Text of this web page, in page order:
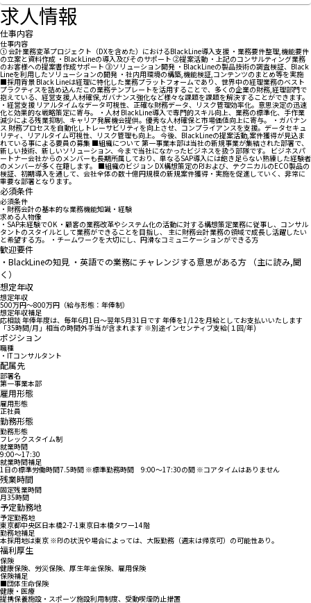
求人情報
仕事内容
仕事内容
① 会計業務変革プロジェクト（DXを含めた）におけるBlackLine導入支援 ・業務要件整理,機能要件
の立案と資料作成 ・BlackLineの導入及びそのサポート ②提案活動 ・上記のコンサルティング業務
のお客様への提案書作成サポート ③ソリューション開発 ・BlackLineの製品技術の調査検証、Black
Lineを利用したソリューションの開発 ・社内用環境の構築,機能検証,コンテンツのまとめ等を実施
■採用背景 Black Lineは経理に特化した業務プラットフォームであり、世界中の経理業務のベスト
プラクティスを詰め込んだこの業務テンプレートを活用することで、多くの企業の財務,経理部門で
抱えている、経営支援,人材確保,ガバナンス強化など様々な課題を課題を解決することができます。
・経営支援 リアルタイムなデータ可視性、正確な財務データ、リスク管理効率化。意思決定の迅速
化と効果的な戦略策定に寄与。 ・人材 BlackLine導入で専門的スキル向上、業務の標準化、手作業
減少による残業抑制、キャリア発展機会提供。優秀な人材確保と市場価値向上に寄与。 ・ガバナン
ス 財務プロセスを自動化しトレーサビリティを向上させ、コンプライアンスを支援。データセキュ
リティ、リアルタイム可視性、リスク管理も向上。 今後、BlackLineの提案活動,案件獲得が見込ま
れている事による要員の募集 ■組織について 第一事業本部は当社の新規事業が集結された部署で、
新しい技術、新しいソリューション、今まで当社になかったビジネスを扱う部隊です。 ビジネスパ
ートナー会社からのメンバーも長期所属しており、単なるSAP導入には飽き足らない熟練した経験者
のメンバーが多く在籍します。 ■組織のビジョン DX構想策定のPJおよび、テクニカルのECO製品の
検証、初期導入を通して、会社全体の数十億円規模の新規案件獲得・実施を促進していく、非常に
重要な部署となります。
必須条件
必須条件
・財務会計の基本的な業務機能知識・経験
求める人物像
・SAP未経験でOK ・顧客の業務改革やシステム化の活動に対する構想策定業務に従事し、コンサル
タントのスタイルとして業務ができることを目指し、 主に財務会計業務の領域で成長し活躍したい
と希望する方。 ・チームワークを大切にし、円滑なコミュニケーションができる方
歓迎要件
・BlackLineの知見 ・英語での業務にチャレンジする意思がある方 （主に読み,聞
く）
想定年収
想定年収
500万円〜800万円（給与形態：年俸制）
想定年収補足
応相談 年俸年度は、毎年6月1日～翌年5月31日です 年俸を1/12を月給としてお支払いいたします
「35時間/月」相当の時間外手当が含まれます ※別途インセンティブ支給(１回/年)
ポジション
職種
・ITコンサルタント
配属先
部署名
第一事業本部
雇用形態
雇用形態
正社員
勤務形態
勤務形態
フレックスタイム制
就業時間
9:00〜17:30
就業時間補足
1日の標準労働時間7.5時間 ※標準勤務時間 9:00～17:30の間 ※コアタイムはありません
残業時間
固定残業時間
月35時間
予定勤務地
予定勤務地
東京都中央区日本橋2-7-1東京日本橋タワー14階
勤務地補足
本採用地は東京 ※PJの状況や場合によっては、大阪勤務（週末は帰京可）の可能性あり。
福利厚生
保険
健康保険、労災保険、厚生年金保険、雇用保険
保険補足
■団体生命保険
健康・医療
提携保養施設・スポーツ施設利用制度、受動喫煙防止措置